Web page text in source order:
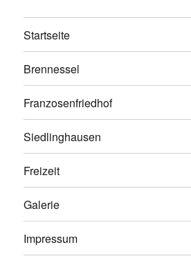
Startseite
Brennessel
Franzosenfriedhof
Siedlinghausen
Freizeit
Galerie
Impressum